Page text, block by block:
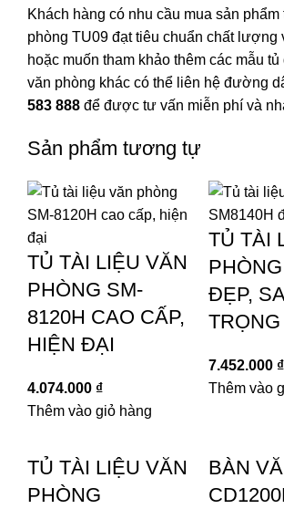
Khách hàng có nhu cầu mua sản phẩm
phòng TU09 đạt tiêu chuẩn chất lượng
hoặc muốn tham khảo thêm các mẫu
văn phòng khác có thể liên hệ đường
583 888 để được tư vấn miễn phí và
Sản phẩm tương tự
TỦ TÀI LIỆU VĂN
PHÒNG SM-
8120H CAO CẤP,
HIỆN ĐẠI
4.074.000 ₫
Thêm vào giỏ hàng
TỦ TÀI
ĐẸP,
TRỌNG
7.452.000 ₫
Thêm vào
TỦ TÀI LIỆU VĂN
PHÒNG
BÀN